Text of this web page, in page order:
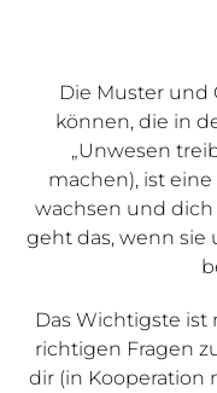
Die Muster und
können, die in
„Unwesen
machen), ist
wachsen und
geht das, wenn sie
Das Wichtigste ist
richtigen Fragen
dir (in Kooperation